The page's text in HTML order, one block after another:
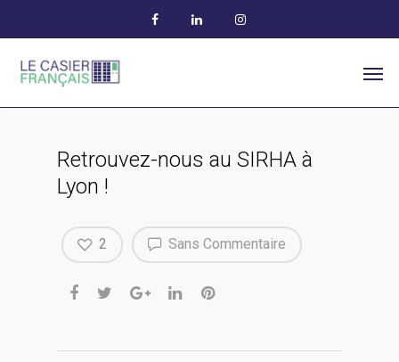
Retrouvez-nous au SIRHA à
Lyon !
Sans Commentaire
2